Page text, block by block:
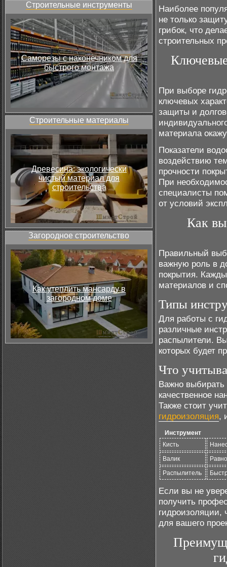
Строительные инструменты
Саморезы с наконечником для
быстрого монтажа
Строительные материалы
Древесина: экологически
чистый материал для
строительства
Загородное строительство
Как утеплить мансарду в
загородном доме
Наиболее
не только
грибок, что
строительных
При выборе
ключевых
защиты и
материала
Показатели
воздействию
прочности
При
специалисты
от условий
Как
Правильный
важную роль в
покрытия.
материалов и
Типы
Для работы с
различные
распылители.
которых будет
Что
Важно выбирать
качественное
Также стоит
гидроизоляция,
Инструмент
Кисть
Валик
Распылитель
Если вы не
получить
для вашего